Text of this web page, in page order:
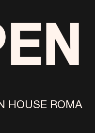
HOUSE ROMA